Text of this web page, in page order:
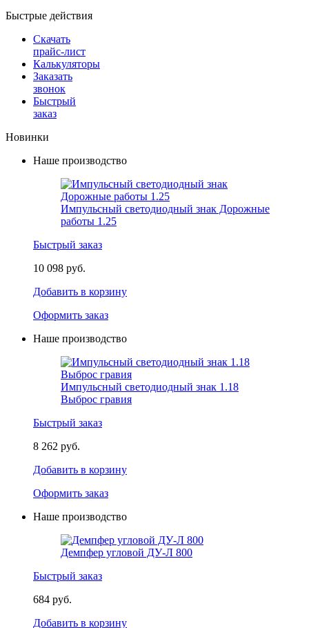
Быстрые действия
Скачать
прайс-лист
Калькуляторы
Заказать
звонок
Быстрый
заказ
Новинки
Наше производство
Импульсный светодиодный знак Дорожные
работы 1.25
Быстрый заказ
10 098 руб.
Добавить в корзину
Оформить заказ
Наше производство
Импульсный светодиодный знак 1.18
Выброс гравия
Быстрый заказ
8 262 руб.
Добавить в корзину
Оформить заказ
Наше производство
Демпфер угловой ДУ-Л 800
Быстрый заказ
684 руб.
Добавить в корзину